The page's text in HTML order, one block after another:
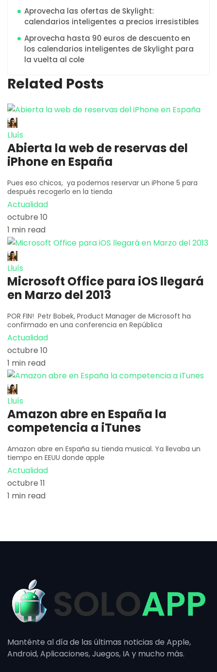
Aprovecha las ofertas de Skylight:
calendarios inteligentes a precios irresistibles
Aprovecha hasta 90 euros de descuento en
los calendarios inteligentes de Skylight para
la vuelta al cole
Related Posts
Lluís
Abierta la web de reservas del
iPhone en España
Pues eso chicos, ya podemos reservar un iPhone 5 para
después recogerlo en la tienda
Actualidad
octubre 10
1 min read
Lluís
Microsoft Office para iOS llegará
en Marzo del 2013
POR FIN! Petr Bobek, Product Manager de Microsoft ha
confirmado en una conferencia en República
Actualidad
octubre 10
1 min read
Lluís
Amazon abre en España la
competencia a iTunes
Amazon abre en España su tienda musical. Ya llevaba un
tiempo en EEUU donde apple
Actualidad
octubre 11
1 min read
Manténte al día de las últimas noticias de Apple,
Android, Aplicaciones, Juegos, IA y mucho más.